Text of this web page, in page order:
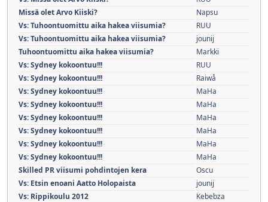
Missä olet Arvo Kiiski?
Napsu
Vs: Tuhoontuomittu aika hakea viisumia?
RUU
Vs: Tuhoontuomittu aika hakea viisumia?
jounij
Tuhoontuomittu aika hakea viisumia?
Markki
Vs: Sydney kokoontuu!!!
RUU
Vs: Sydney kokoontuu!!!
Raiwå
Vs: Sydney kokoontuu!!!
MaHa
Vs: Sydney kokoontuu!!!
MaHa
Vs: Sydney kokoontuu!!!
MaHa
Vs: Sydney kokoontuu!!!
MaHa
Vs: Sydney kokoontuu!!!
MaHa
Vs: Sydney kokoontuu!!!
MaHa
Skilled PR viisumi pohdintojen kera
Oscu
Vs: Etsin enoani Aatto Holopaista
jounij
Vs: Rippikoulu 2012
Kebebza